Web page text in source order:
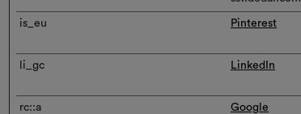
is_eu Pinterest
li_gc LinkedIn
rc::a Google